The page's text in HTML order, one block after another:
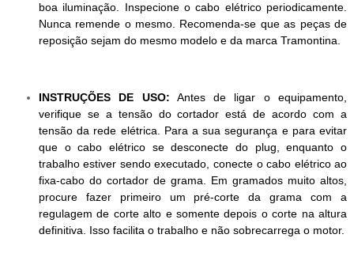
boa iluminação. Inspecione o cabo elétrico periodicamente.
Nunca remende o mesmo. Recomenda-se que as peças de
reposição sejam do mesmo modelo e da marca Tramontina.
INSTRUÇÕES DE USO: Antes de ligar o equipamento,
verifique se a tensão do cortador está de acordo com a
tensão da rede elétrica. Para a sua segurança e para evitar
que o cabo elétrico se desconecte do plug, enquanto o
trabalho estiver sendo executado, conecte o cabo elétrico ao
fixa-cabo do cortador de grama. Em gramados muito altos,
procure fazer primeiro um pré-corte da grama com a
regulagem de corte alto e somente depois o corte na altura
definitiva. Isso facilita o trabalho e não sobrecarrega o motor.